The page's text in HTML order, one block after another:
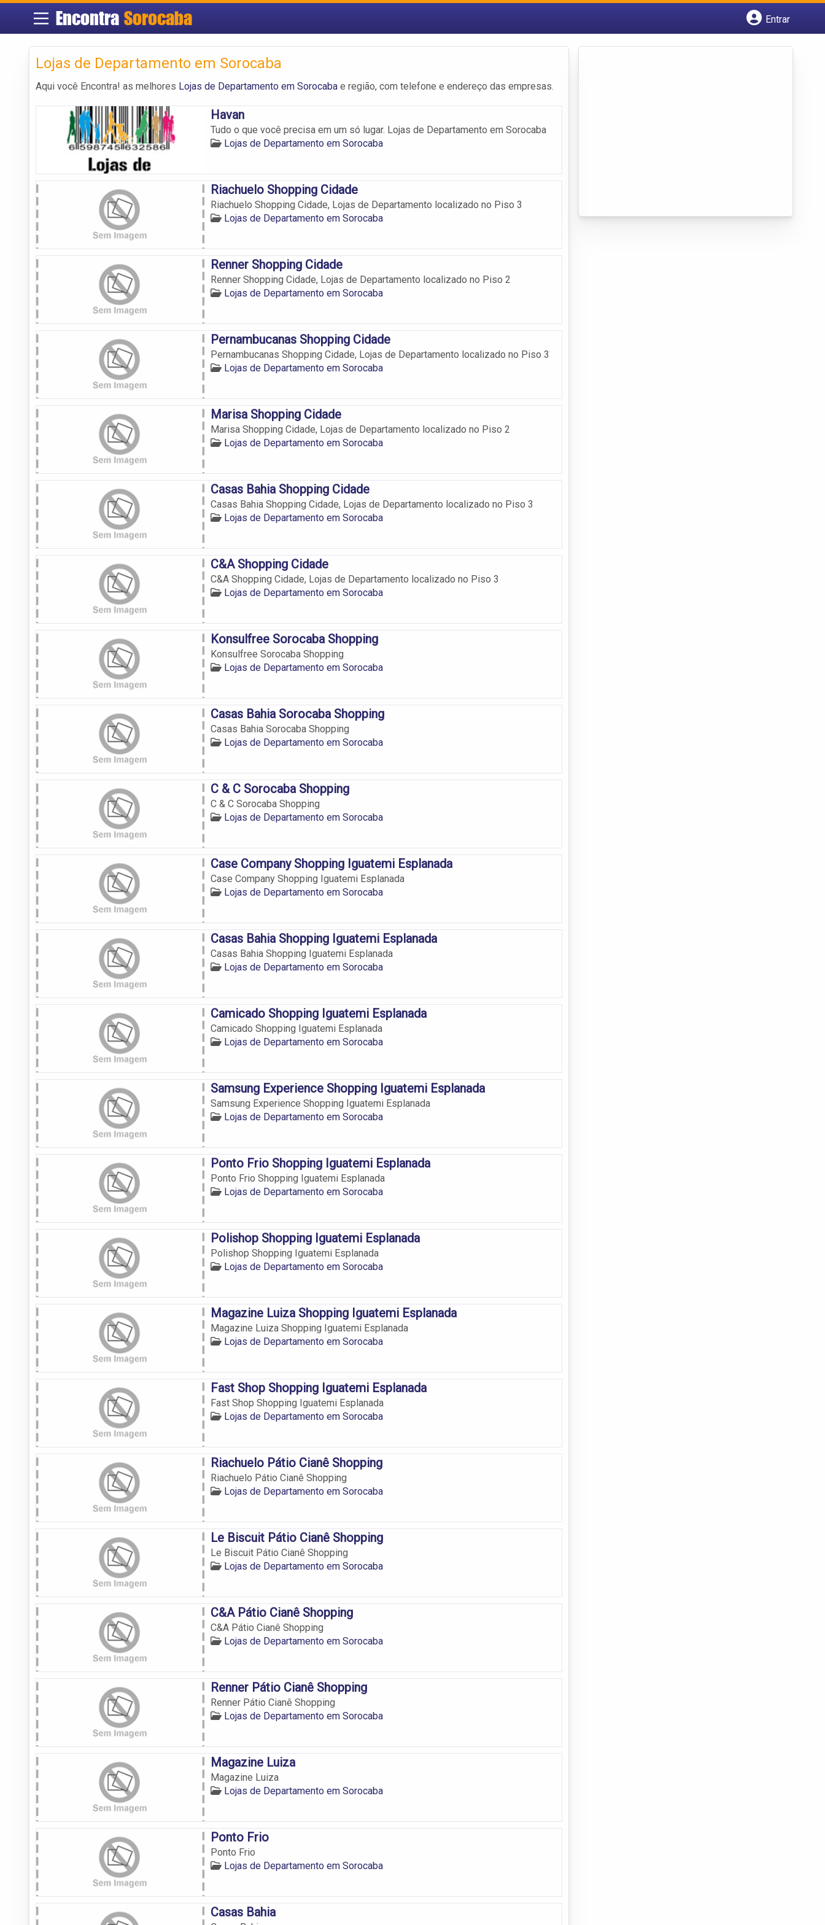
Encontra Sorocaba
Entrar
Lojas de Departamento em Sorocaba
Aqui você Encontra! as melhores Lojas de Departamento em Sorocaba e região, com telefone e endereço das empresas.
Havan
Tudo o que você precisa em um só lugar. Lojas de Departamento em Sorocaba
Lojas de Departamento em Sorocaba
Riachuelo Shopping Cidade
Riachuelo Shopping Cidade, Lojas de Departamento localizado no Piso 3
Lojas de Departamento em Sorocaba
Renner Shopping Cidade
Renner Shopping Cidade, Lojas de Departamento localizado no Piso 2
Lojas de Departamento em Sorocaba
Pernambucanas Shopping Cidade
Pernambucanas Shopping Cidade, Lojas de Departamento localizado no Piso 3
Lojas de Departamento em Sorocaba
Marisa Shopping Cidade
Marisa Shopping Cidade, Lojas de Departamento localizado no Piso 2
Lojas de Departamento em Sorocaba
Casas Bahia Shopping Cidade
Casas Bahia Shopping Cidade, Lojas de Departamento localizado no Piso 3
Lojas de Departamento em Sorocaba
C&A Shopping Cidade
C&A Shopping Cidade, Lojas de Departamento localizado no Piso 3
Lojas de Departamento em Sorocaba
Konsulfree Sorocaba Shopping
Konsulfree Sorocaba Shopping
Lojas de Departamento em Sorocaba
Casas Bahia Sorocaba Shopping
Casas Bahia Sorocaba Shopping
Lojas de Departamento em Sorocaba
C & C Sorocaba Shopping
C & C Sorocaba Shopping
Lojas de Departamento em Sorocaba
Case Company Shopping Iguatemi Esplanada
Case Company Shopping Iguatemi Esplanada
Lojas de Departamento em Sorocaba
Casas Bahia Shopping Iguatemi Esplanada
Casas Bahia Shopping Iguatemi Esplanada
Lojas de Departamento em Sorocaba
Camicado Shopping Iguatemi Esplanada
Camicado Shopping Iguatemi Esplanada
Lojas de Departamento em Sorocaba
Samsung Experience Shopping Iguatemi Esplanada
Samsung Experience Shopping Iguatemi Esplanada
Lojas de Departamento em Sorocaba
Ponto Frio Shopping Iguatemi Esplanada
Ponto Frio Shopping Iguatemi Esplanada
Lojas de Departamento em Sorocaba
Polishop Shopping Iguatemi Esplanada
Polishop Shopping Iguatemi Esplanada
Lojas de Departamento em Sorocaba
Magazine Luiza Shopping Iguatemi Esplanada
Magazine Luiza Shopping Iguatemi Esplanada
Lojas de Departamento em Sorocaba
Fast Shop Shopping Iguatemi Esplanada
Fast Shop Shopping Iguatemi Esplanada
Lojas de Departamento em Sorocaba
Riachuelo Pátio Cianê Shopping
Riachuelo Pátio Cianê Shopping
Lojas de Departamento em Sorocaba
Le Biscuit Pátio Cianê Shopping
Le Biscuit Pátio Cianê Shopping
Lojas de Departamento em Sorocaba
C&A Pátio Cianê Shopping
C&A Pátio Cianê Shopping
Lojas de Departamento em Sorocaba
Renner Pátio Cianê Shopping
Renner Pátio Cianê Shopping
Lojas de Departamento em Sorocaba
Magazine Luiza
Magazine Luiza
Lojas de Departamento em Sorocaba
Ponto Frio
Ponto Frio
Lojas de Departamento em Sorocaba
Casas Bahia